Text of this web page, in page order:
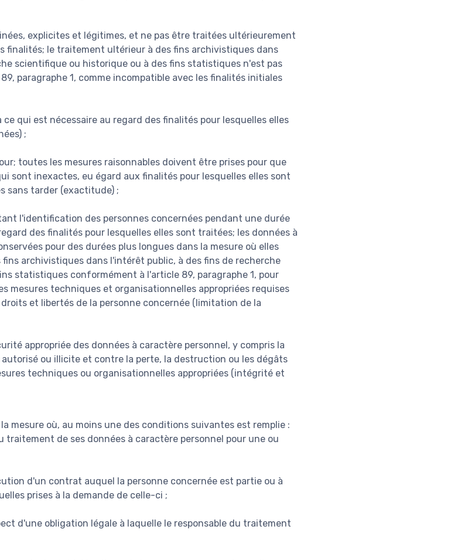
explicites et légitimes, et ne pas être traitées ultérieurement
finalités; le traitement ultérieur à des fins archivistiques dans
scientifique ou historique ou à des fins statistiques n'est pas
paragraphe 1, comme incompatible avec les finalités initiales
qui est nécessaire au regard des finalités pour lesquelles elles
;
toutes les mesures raisonnables doivent être prises pour que
sont inexactes, eu égard aux finalités pour lesquelles elles sont
sans tarder (exactitude) ;
l'identification des personnes concernées pendant une durée
des finalités pour lesquelles elles sont traitées; les données à
pour des durées plus longues dans la mesure où elles
archivistiques dans l'intérêt public, à des fins de recherche
statistiques conformément à l'article 89, paragraphe 1, pour
mesures techniques et organisationnelles appropriées requises
et libertés de la personne concernée (limitation de la
appropriée des données à caractère personnel, y compris la
ou illicite et contre la perte, la destruction ou les dégâts
techniques ou organisationnelles appropriées (intégrité et
mesure où, au moins une des conditions suivantes est remplie :
traitement de ses données à caractère personnel pour une ou
d'un contrat auquel la personne concernée est partie ou à
prises à la demande de celle-ci ;
d'une obligation légale à laquelle le responsable du traitement